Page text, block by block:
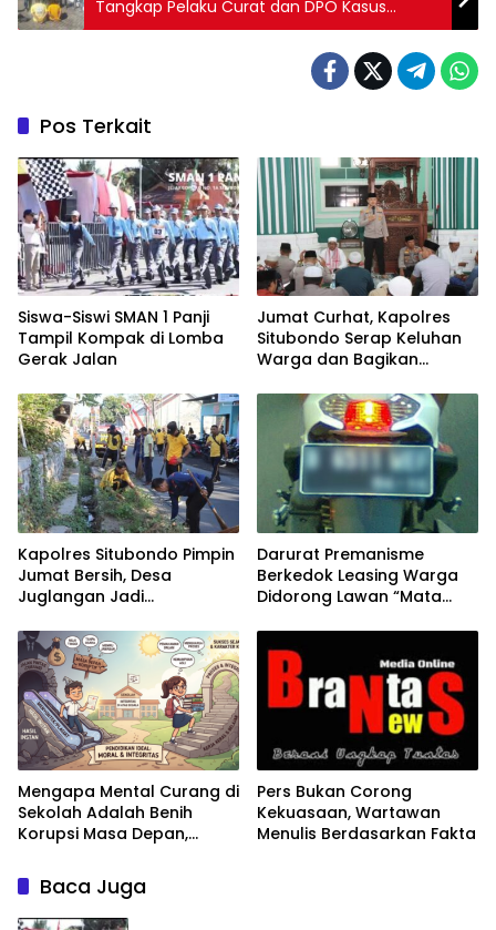
Tangkap Pelaku Curat dan DPO Kasus
Pencabulan
Pos Terkait
Siswa-Siswi SMAN 1 Panji
Tampil Kompak di Lomba
Gerak Jalan
Jumat Curhat, Kapolres
Situbondo Serap Keluhan
Warga dan Bagikan
Kapolres Situbondo Pimpin
Jumat Bersih, Desa
Juglangan Jadi
Kamtibmas
Darurat Premanisme
Berkedok Leasing Warga
Didorong Lawan “Mata
APH!
Mengapa Mental Curang di
Sekolah Adalah Benih
Korupsi Masa Depan,
Integritas Pendidikan
Pers Bukan Corong
Kekuasaan, Wartawan
Menulis Berdasarkan Fakta
Baca Juga